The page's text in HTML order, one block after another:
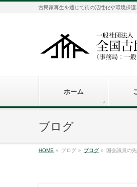
古民家再生を通じて街の活性化や環境保護
ホーム
ブログ
HOME » ブログ » ブログ » 国会議員の